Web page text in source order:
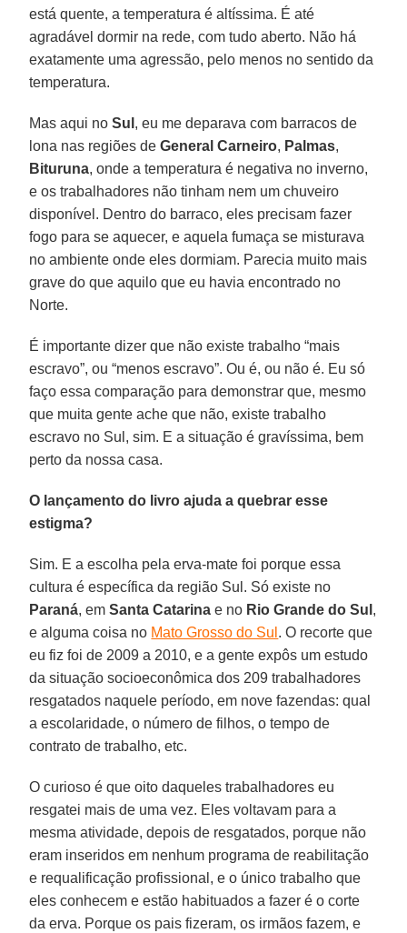
está quente, a temperatura é altíssima. É até
agradável dormir na rede, com tudo aberto. Não há
exatamente uma agressão, pelo menos no sentido da
temperatura.
Mas aqui noSul , eu me deparava com barracos de
lona nas regiões deGeneral Carneiro, Palmas,
Bituruna, onde a temperatura é negativa no inverno,
e os trabalhadores não tinham nem um chuveiro
disponível. Dentro do barraco, eles precisam fazer
fogo para se aquecer, e aquela fumaça se misturava
no ambiente onde eles dormiam. Parecia muito mais
grave do que aquilo que eu havia encontrado no
Norte.
É importante dizer que não existe trabalho “mais
escravo”, ou “menos escravo”. Ou é, ou não é. Eu só
faço essa comparação para demonstrar que, mesmo
que muita gente ache que não, existe trabalho
escravo no Sul, sim. E a situação é gravíssima, bem
perto da nossa casa.
O lançamento do livro ajuda a quebrar esse
estigma?
Sim. E a escolha pela erva-mate foi porque essa
cultura é específica da região Sul. Só existe no
Paraná, emSanta Catarina e no Rio Grande do Sul ,
e alguma coisa no Mato Grosso do Sul . O recorte que
eu fiz foi de 2009 a 2010, e a gente expôs um estudo
da situação socioeconômica dos 209 trabalhadores
resgatados naquele período, em nove fazendas: qual
a escolaridade, o número de filhos, o tempo de
contrato de trabalho, etc.
O curioso é que oito daqueles trabalhadores eu
resgatei mais de uma vez. Eles voltavam para a
mesma atividade, depois de resgatados, porque não
eram inseridos em nenhum programa de reabilitação
e requalificação profissional, e o único trabalho que
eles conhecem e estão habituados a fazer é o corte
da erva. Porque os pais fizeram, os irmãos fazem, e